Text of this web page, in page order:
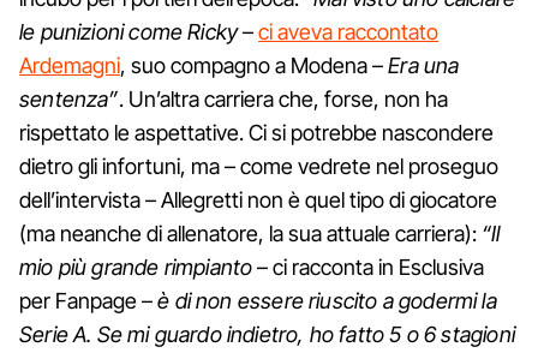
le punizioni come Ricky–ci aveva raccontato
Ardemagni, suo compagno a Modena –Era una
sentenza”. Un’altra carriera che, forse, non ha
rispettato le aspettative. Ci si potrebbe nascondere
dietro gli infortuni, ma – come vedrete nel proseguo
dell’intervista – Allegretti non è quel tipo di giocatore
(ma neanche di allenatore, la sua attuale carriera): “Il
mio più grande rimpianto– ci racconta in Esclusiva
per Fanpage –è di non essere riuscito a godermi la
Serie A. Se mi guardo indietro, ho fatto 5 o 6 stagioni